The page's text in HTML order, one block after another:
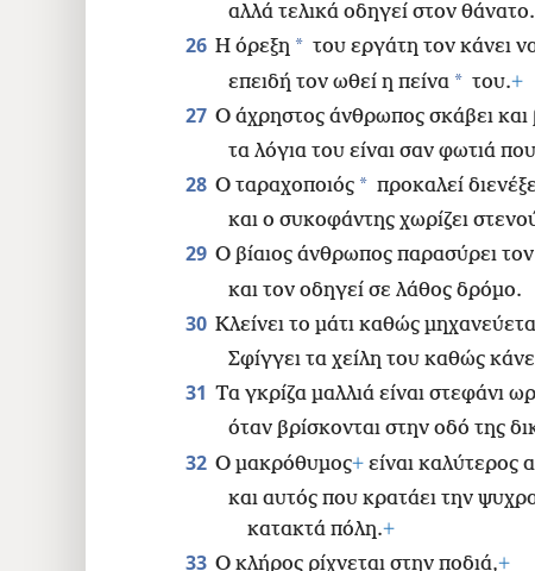
αλλά τελικά οδηγεί στον θάνατο.
26 Η όρεξη * του εργάτη τον κάνει
επειδή τον ωθεί η πείνα * του.+
27 Ο άχρηστος άνθρωπος σκάβει και
τα λόγια του είναι σαν φωτιά
28 Ο ταραχοποιός * προκαλεί
και ο συκοφάντης χωρίζει
29 Ο βίαιος άνθρωπος παρασύρει
και τον οδηγεί σε λάθος δρόμο.
30 Κλείνει το μάτι καθώς
Σφίγγει τα χείλη του καθώς
31 Τα γκρίζα μαλλιά είναι στεφάνι
όταν βρίσκονται στην οδό της
32 Ο μακρόθυμος+ είναι καλύτερος
και αυτός που κρατάει την
κατακτά πόλη.+
33 Ο κλήρος ρίχνεται στην ποδιά,+